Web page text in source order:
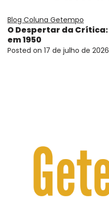
Blog Coluna Getempo
O Despertar da
em 1950
Posted on 17 de julho de 2026